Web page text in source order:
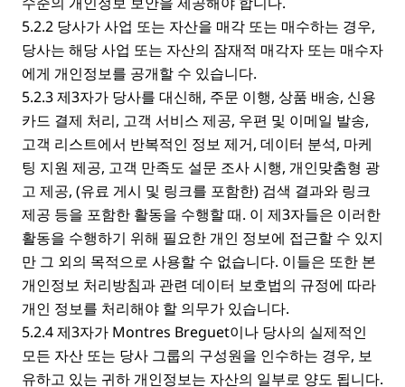
5.2.2 당사가 사업 또는 자산을 매각 또는 매수하는 경우,
당사는 해당 사업 또는 자산의 잠재적 매각자 또는 매수자
에게 개인정보를 공개할 수 있습니다.
5.2.3 제3자가 당사를 대신해, 주문 이행, 상품 배송, 신용
카드 결제 처리, 고객 서비스 제공, 우편 및 이메일 발송,
고객 리스트에서 반복적인 정보 제거, 데이터 분석, 마케
팅 지원 제공, 고객 만족도 설문 조사 시행, 개인맞춤형 광
고 제공, (유료 게시 및 링크를 포함한) 검색 결과와 링크
제공 등을 포함한 활동을 수행할 때. 이 제3자들은 이러한
활동을 수행하기 위해 필요한 개인 정보에 접근할 수 있지
만 그 외의 목적으로 사용할 수 없습니다. 이들은 또한 본
개인정보 처리방침과 관련 데이터 보호법의 규정에 따라
개인 정보를 처리해야 할 의무가 있습니다.
5.2.4 제3자가 Montres Breguet이나 당사의 실제적인
모든 자산 또는 당사 그룹의 구성원을 인수하는 경우, 보
유하고 있는 귀하 개인정보는 자산의 일부로 양도 됩니다.